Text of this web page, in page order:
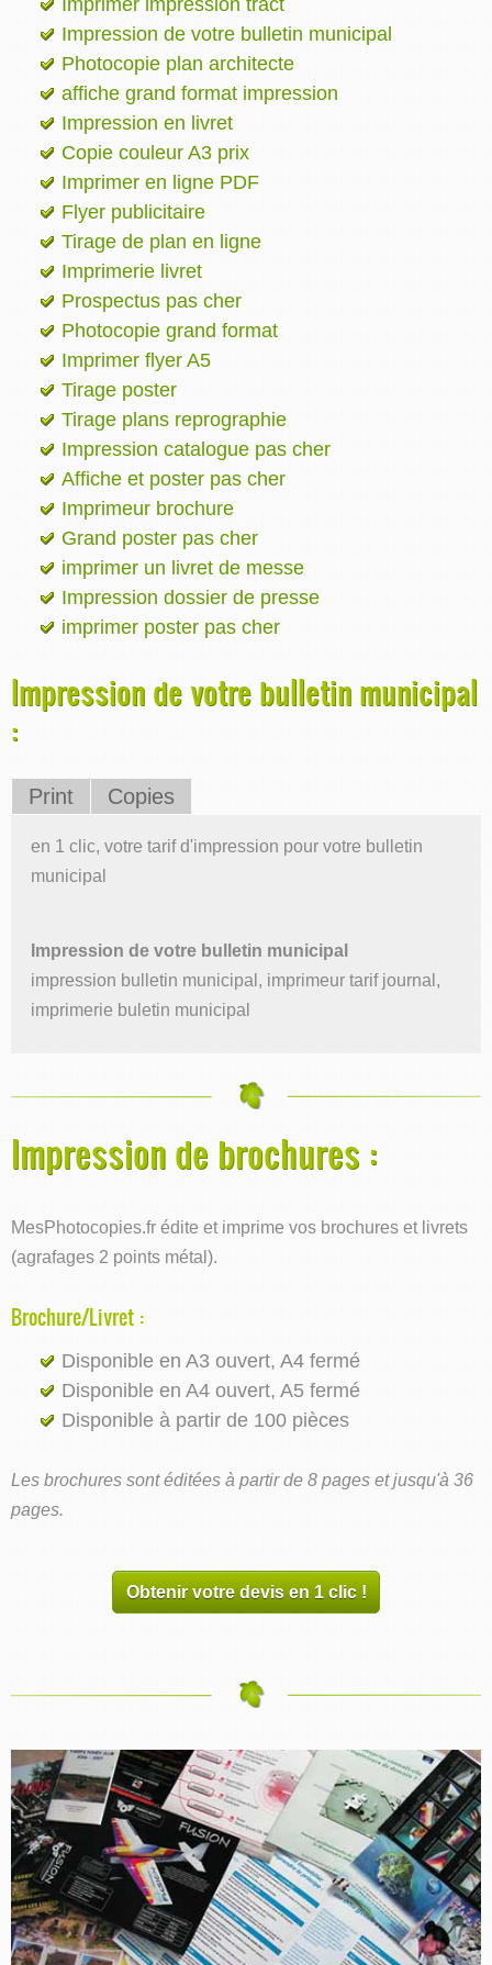
Impression de votre bulletin municipal
Photocopie plan architecte
affiche grand format impression
Impression en livret
Copie couleur A3 prix
Imprimer en ligne PDF
Flyer publicitaire
Tirage de plan en ligne
Imprimerie livret
Prospectus pas cher
Photocopie grand format
Imprimer flyer A5
Tirage poster
Tirage plans reprographie
Impression catalogue pas cher
Affiche et poster pas cher
Imprimeur brochure
Grand poster pas cher
imprimer un livret de messe
Impression dossier de presse
imprimer poster pas cher
Impression de votre bulletin municipal
:
Print Copies
en 1 clic, votre tarif d'impression pour votre bulletin
municipal
Impression de votre bulletin municipal
impression bulletin municipal, imprimeur tarif journal,
imprimerie buletin municipal
Impression de brochures :
MesPhotocopies.fr édite et imprime vos brochures et livrets
(agrafages 2 points métal).
Brochure/Livret :
Disponible en A3 ouvert, A4 fermé
Disponible en A4 ouvert, A5 fermé
Disponible à partir de 100 pièces
Les brochures sont éditées à partir de 8 pages et jusqu'à 36
pages.
Obtenir votre devis en 1 clic !